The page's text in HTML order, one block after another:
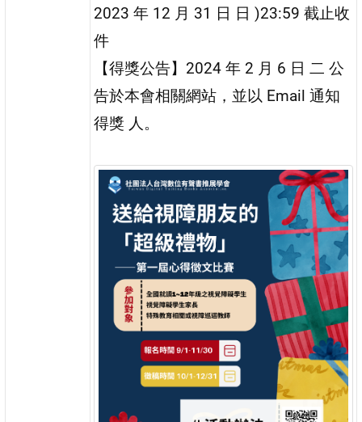
2023 年 12 月 31 日 日 )23:59 截止收
件
【得獎公告】2024 年 2 月 6 日 二 公
告於本會相關網站，並以 Email 通知
得獎 人。